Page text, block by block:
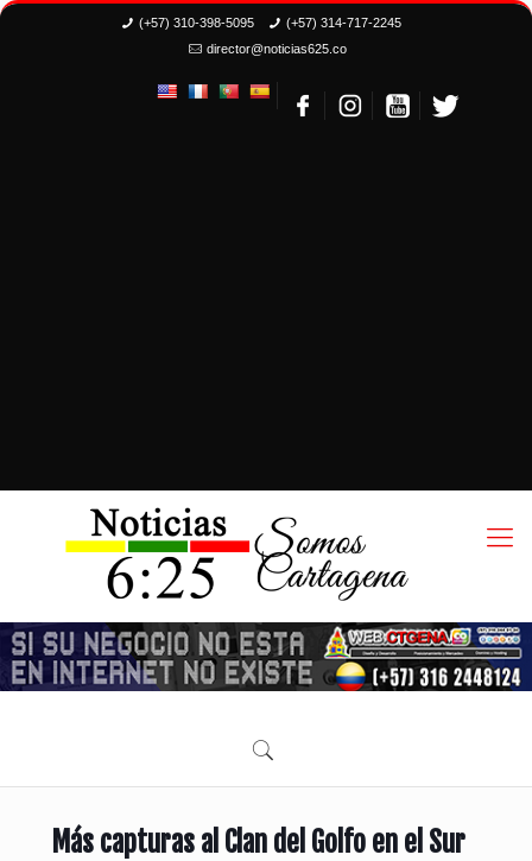
(+57) 310-398-5095
(+57) 314-717-2245
director@noticias625.co
Más capturas al Clan del Golfo en el Sur